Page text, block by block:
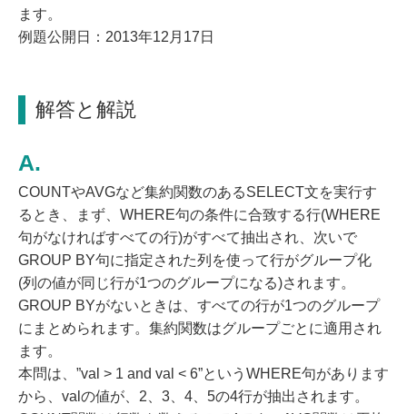
ます。
例題公開日：2013年12月17日
解答と解説
COUNTやAVGなど集約関数のあるSELECT文を実行す
るとき、まず、WHERE句の条件に合致する行(WHERE
句がなければすべての行)がすべて抽出され、次いで
GROUP BY句に指定された列を使って行がグループ化
(列の値が同じ行が1つのグループになる)されます。
GROUP BYがないときは、すべての行が1つのグループ
にまとめられます。集約関数はグループごとに適用され
ます。
本問は、”val > 1 and val < 6”というWHERE句があります
から、valの値が、2、3、4、5の4行が抽出されます。